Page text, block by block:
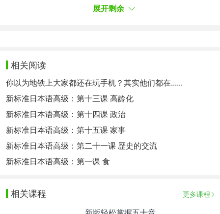
习，例如旅行、美食、校园生活等。通过查阅相关的
特别提醒：如果您对日语语言学习感兴趣，想要深入
学习，可以了解沪江网校精品课程，量身定制高效实
用的个性化学习方案，专属督导全程伴学。扫一扫定
制专属课程
相关热点： 日语零基础 邻座的怪同学
展开剩余
相关阅读
你以为地铁上大家都还在玩手机？其实他们都在......
新标准日本语高级：第十三课 高龄化
新标准日本语高级：第十四课 政治
新标准日本语高级：第十五课 家事
新标准日本语高级：第二十一课 歴史的交流
新标准日本语高级：第一课 食
相关课程 更多课程